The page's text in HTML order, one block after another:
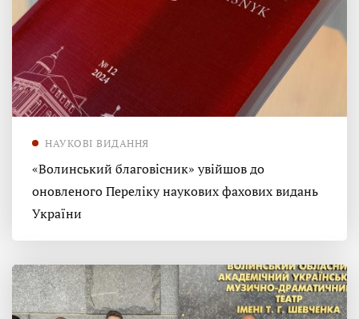
НАУКОВІ ВИДАННЯ
«Волинський благовісник» увійшов до
оновленого Переліку наукових фахових видань
України